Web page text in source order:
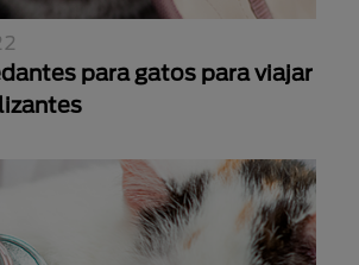
para gatos para viajar